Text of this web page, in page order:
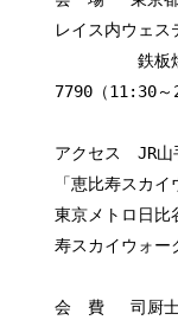
レイス内ウェス
鉄板焼レ
7790（11:30～
アクセス JR
「恵比寿スカイ
東京メトロ日
寿スカイウォー
会 費 司厨士